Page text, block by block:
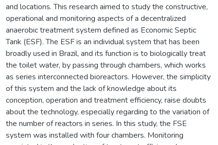
and locations. This research aimed to study the constructive,
operational and monitoring aspects of a decentralized
anaerobic treatment system defined as Economic Septic
Tank (ESF). The ESF is an individual system that has been
broadly used in Brazil, and its function is to biologically treat
the toilet water, by passing through chambers, which works
as series interconnected bioreactors. However, the simplicity
of this system and the lack of knowledge about its
conception, operation and treatment efficiency, raise doubts
about the technology, especially regarding to the variation of
the number of reactors in series. In this study, the FSE
system was installed with four chambers. Monitoring